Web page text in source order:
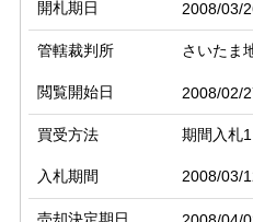
開札期日 2008/03/
管轄裁判所 さいたま
閲覧開始日 2008/02/
買受方法 期間入札1
入札期間 2008/03/